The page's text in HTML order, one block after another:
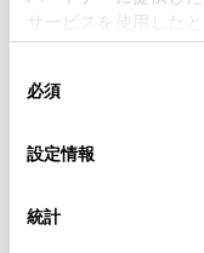
サービスを使用した
使用することがあり
デバイスにすべての
意したことになりま
設定の変更、同意を
「Cookie（クッキー
必須
設定情報
統計
ヤ・ホイー